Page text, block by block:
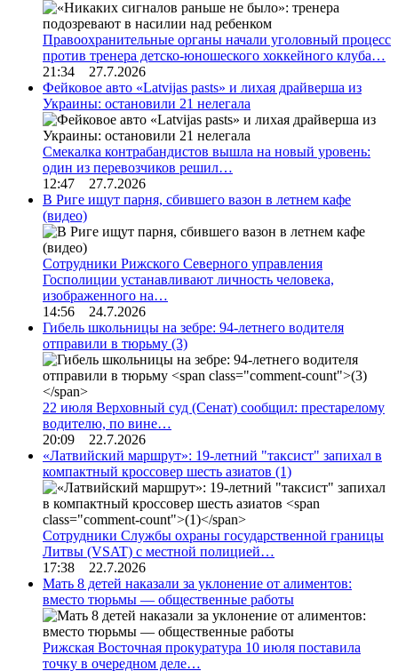
Правоохранительные органы начали уголовный процесс
против тренера детско-юношеского хоккейного клуба…
21:34 27.7.2026
Фейковое авто «Latvijas pasts» и лихая драйверша из
Украины: остановили 21 нелегала
Смекалка контрабандистов вышла на новый уровень:
один из перевозчиков решил…
12:47 27.7.2026
В Риге ищут парня, сбившего вазон в летнем кафе
(видео)
Сотрудники Рижского Северного управления
Госполиции устанавливают личность человека,
изображенного на…
14:56 24.7.2026
Гибель школьницы на зебре: 94-летнего водителя
отправили в тюрьму (3)
22 июля Верховный суд (Сенат) сообщил: престарелому
водителю, по вине…
20:09 22.7.2026
«Латвийский маршрут»: 19-летний "таксист" запихал в
компактный кроссовер шесть азиатов (1)
Сотрудники Службы охраны государственной границы
Литвы (VSAT) с местной полицией…
17:38 22.7.2026
Мать 8 детей наказали за уклонение от алиментов:
вместо тюрьмы — общественные работы
Рижская Восточная прокуратура 10 июля поставила
точку в очередном деле…